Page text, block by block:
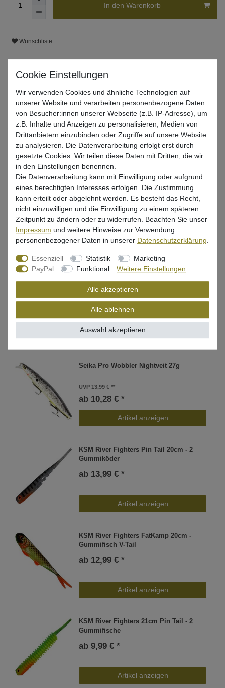
In den Warenkorb
Wunschliste
Beschreibung
Bewertung
Produktsicherheit
Tolles Angelzubehör von Spro Freestyle für Kleinteile
Größe: M
mit mehreren Fächern, Fläche mit EVA Schaum für
Stinger
versetzbare Trennwände
Maße: 12,5x9x5cm
WEITERE INTERESSANTE ARTIKEL
Seika Pro Wobbler Nightveit 27g
UVP 13,99 €
ab 10,28 € *
Artikel anzeigen
KSM River Fighters Pin Tail 20cm - 2
Gummiköder
ab 13,99 € *
Artikel anzeigen
KSM River Fighters FatKamp 20cm -
Gummifisch V-Tail
ab 12,99 € *
Artikel anzeigen
KSM River Fighters 21cm Pin Tail - 2
Gummifische
ab 9,99 € *
Artikel anzeigen
Wir verwenden Cookies und ähnliche Technologien auf
unserer Website und verarbeiten personenbezogene Daten
von Besucher:innen unserer Webseite (z.B. IP-Adresse), um
z.B. Inhalte und Anzeigen zu personalisieren, Medien von
Drittanbietern einzubinden oder Zugriffe auf unsere Website
zu analysieren. Die Datenverarbeitung erfolgt erst durch
gesetzte Cookies. Wir teilen diese Daten mit Dritten, die wir
in den Einstellungen benennen.
Die Datenverarbeitung kann mit Einwilligung oder aufgrund
eines berechtigten Interesses erfolgen. Die Zustimmung
kann erteilt oder abgelehnt werden. Es besteht das Recht,
nicht einzuwilligen und die Einwilligung zu einem späteren
Zeitpunkt zu ändern oder zu widerrufen. Beachten Sie unser
Impressum und weitere Hinweise zur Verwendung
personenbezogener Daten in unserer Daten­schutz­erklärung
Essenziell Statistik
Marketing
PayPal
Funktional Weitere Einstellungen
Alle akzeptieren
Alle ablehnen
Auswahl akzeptieren